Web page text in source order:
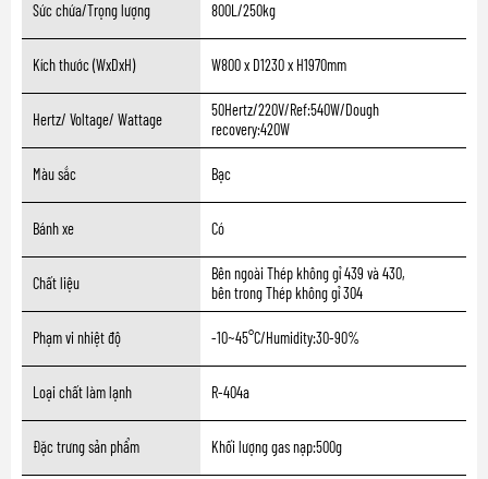
Sức chứa/Trọng lượng 800L/250kg
Kích thước (WxDxH) W800 x D1230 x H1970mm
Hertz/ Voltage/ Wattage
50Hertz/220V/Ref:540W/Dough
recovery:420W
Màu sắc Bạc
Bánh xe Có
Chất liệu
Bên ngoài Thép không gỉ 439 và 430,
bên trong Thép không gỉ 304
Phạm vi nhiệt độ -10~45°C/Humidity:30-90%
Loại chất làm lạnh R-404a
Đặc trưng sản phẩm Khối lượng gas nạp:500g